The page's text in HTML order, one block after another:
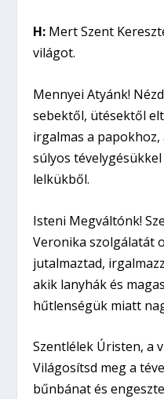
H: Mert Szent
világot.
Mennyei Atyánk!
sebektől, ütésektől
irgalmas a
súlyos
lelkükből.
Isteni Megváltónk!
Veronika szolgálatát
jutalmaztad,
akik lanyhák és
hűtlenségük miatt
Szentlélek Úristen, a
Világosítsd meg a
bűnbánat és